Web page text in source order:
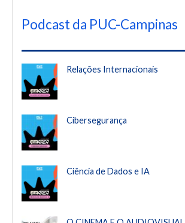
Podcast da PUC-Campinas
Relações Internacionais
Cibersegurança
Ciência de Dados e IA